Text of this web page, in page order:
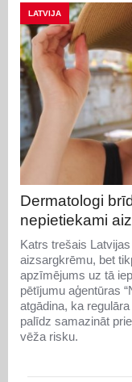
LATVIJA
Dermatologi
nepietiekami
Katrs trešais
aizsargkrēmu, bet
apzīmējums uz tā
pētījumu aģentūras
atgādina, ka
palīdz samazināt
vēža risku.